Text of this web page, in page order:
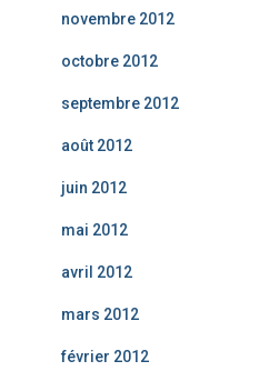
novembre 2012
octobre 2012
septembre 2012
août 2012
juin 2012
mai 2012
avril 2012
mars 2012
février 2012